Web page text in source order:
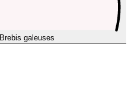
Brebis galeuses